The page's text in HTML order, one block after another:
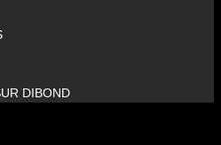
DIBOND